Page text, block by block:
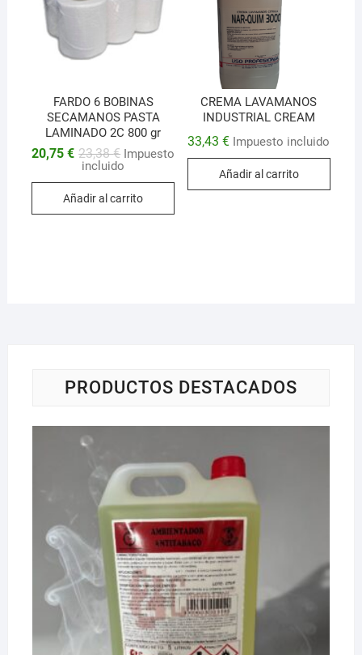
FARDO 6 BOBINAS
SECAMANOS PASTA
LAMINADO 2C 800 gr
23,38€ El
precio
23,38 €.
20,75 €
El
precio
20,75 €.
Impuesto
incluido
Añadir al carrito
CREMA LAVAMANOS
INDUSTRIAL CREAM
33,43€ Impuesto incluido
Añadir al carrito
PRODUCTOS DESTACADOS